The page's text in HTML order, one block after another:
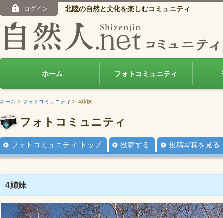
ログイン 北陸の自然と文化を楽しむコミュニティ
ホーム フォトコミュニティ
ホーム > フォトコミュニティ > 4姉妹
フォトコミュニティ
フォトコミュニティ トップ 投稿する 投稿写真を見る
4姉妹